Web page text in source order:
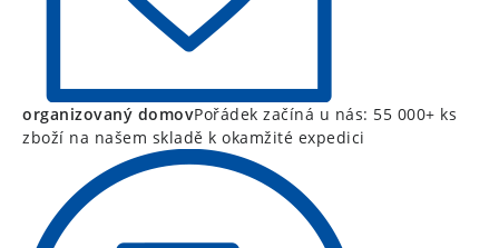
organizovaný domovPořádek začíná u nás: 55 000+ ks
zboží na našem skladě k okamžité expedici